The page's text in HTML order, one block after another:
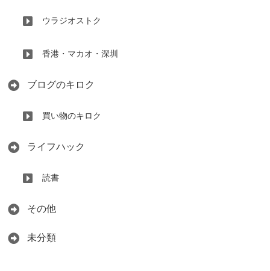
ウラジオストク
香港・マカオ・深圳
ブログのキロク
買い物のキロク
ライフハック
読書
その他
未分類